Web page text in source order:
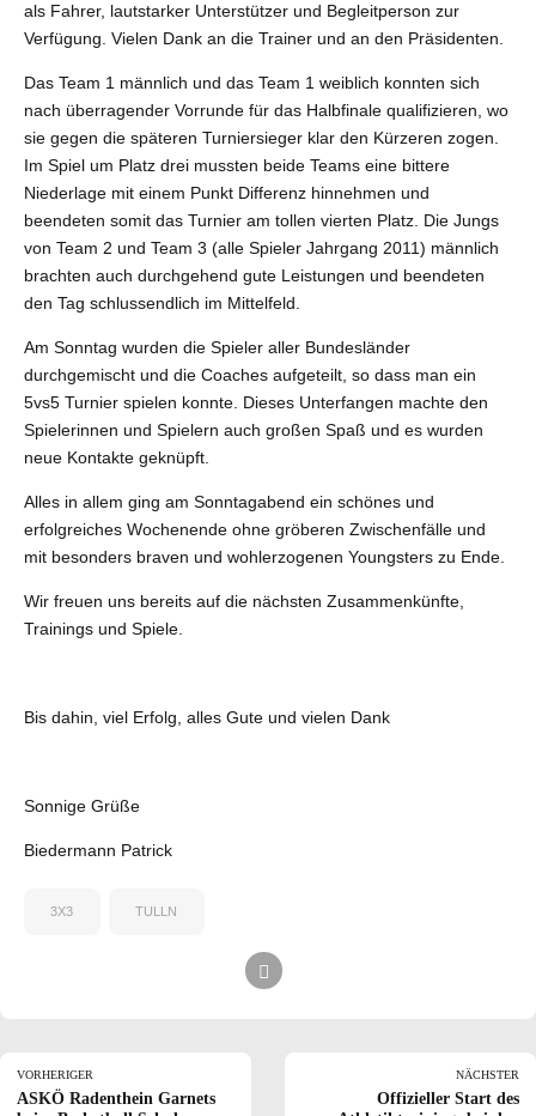
als Fahrer, lautstarker Unterstützer und Begleitperson zur
Verfügung. Vielen Dank an die Trainer und an den Präsidenten.
Das Team 1 männlich und das Team 1 weiblich konnten sich
nach überragender Vorrunde für das Halbfinale qualifizieren, wo
sie gegen die späteren Turniersieger klar den Kürzeren zogen.
Im Spiel um Platz drei mussten beide Teams eine bittere
Niederlage mit einem Punkt Differenz hinnehmen und
beendeten somit das Turnier am tollen vierten Platz. Die Jungs
von Team 2 und Team 3 (alle Spieler Jahrgang 2011) männlich
brachten auch durchgehend gute Leistungen und beendeten
den Tag schlussendlich im Mittelfeld.
Am Sonntag wurden die Spieler aller Bundesländer
durchgemischt und die Coaches aufgeteilt, so dass man ein
5vs5 Turnier spielen konnte. Dieses Unterfangen machte den
Spielerinnen und Spielern auch großen Spaß und es wurden
neue Kontakte geknüpft.
Alles in allem ging am Sonntagabend ein schönes und
erfolgreiches Wochenende ohne gröberen Zwischenfälle und
mit besonders braven und wohlerzogenen Youngsters zu Ende.
Wir freuen uns bereits auf die nächsten Zusammenkünfte,
Trainings und Spiele.
Bis dahin, viel Erfolg, alles Gute und vielen Dank
Sonnige Grüße
Biedermann Patrick
3X3 TULLN
VORHERIGER
ASKÖ Radenthein Garnets
NÄCHSTER
Offizieller Start des